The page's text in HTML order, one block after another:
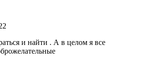
и найти . А в целом я все